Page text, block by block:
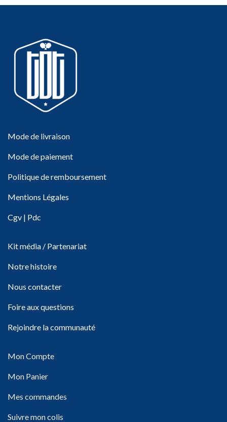
Mode de livraison
Mode de paiement
Politique de remboursement
Mentions Légales
Cgv | Pdc
Kit média / Partenariat
Notre histoire
Nous contacter
Foire aux questions
Rejoindre la communauté
Mon Compte
Mon Panier
Mes commandes
Suivre mon colis